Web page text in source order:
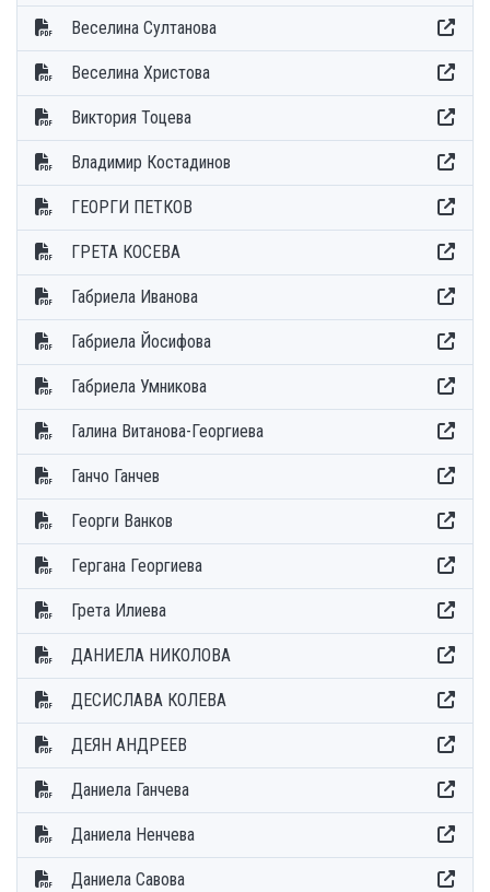
Веселина Султанова
Веселина Христова
Виктория Тоцева
Владимир Костадинов
ГЕОРГИ ПЕТКОВ
ГРЕТА КОСЕВА
Габриела Иванова
Габриела Йосифова
Габриела Умникова
Галина Витанова-Георгиева
Ганчо Ганчев
Георги Ванков
Гергана Георгиева
Грета Илиева
ДАНИЕЛА НИКОЛОВА
ДЕСИСЛАВА КОЛЕВА
ДЕЯН АНДРЕЕВ
Даниела Ганчева
Даниела Ненчева
Даниела Савова